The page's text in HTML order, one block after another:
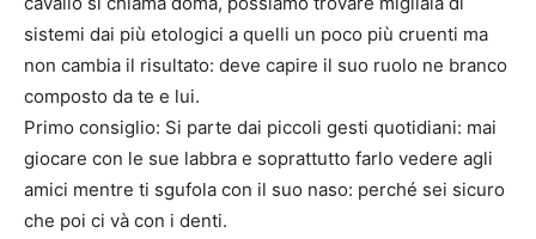
sistemi dai più etologici a quelli un poco più cruenti ma
non cambia il risultato: deve capire il suo ruolo ne branco
composto da te e lui.
Primo consiglio: Si parte dai piccoli gesti quotidiani: mai
giocare con le sue labbra e soprattutto farlo vedere agli
amici mentre ti sgufola con il suo naso: perché sei sicuro
che poi ci và con i denti.